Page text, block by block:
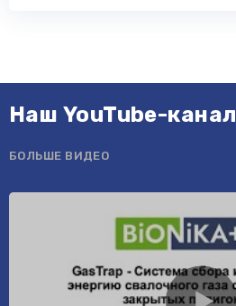
Наш YouTube-канал
БОЛЬШЕ ВИДЕО